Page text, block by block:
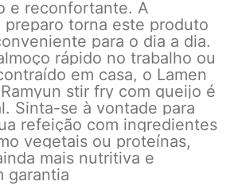
e reconfortante. A
preparo torna este produto
para o dia a dia.
rápido no trabalho ou
em casa, o Lamen
stir fry com queijo é
Sinta-se à vontade para
refeição com ingredientes
vegetais ou proteínas,
mais nutritiva e
garantia